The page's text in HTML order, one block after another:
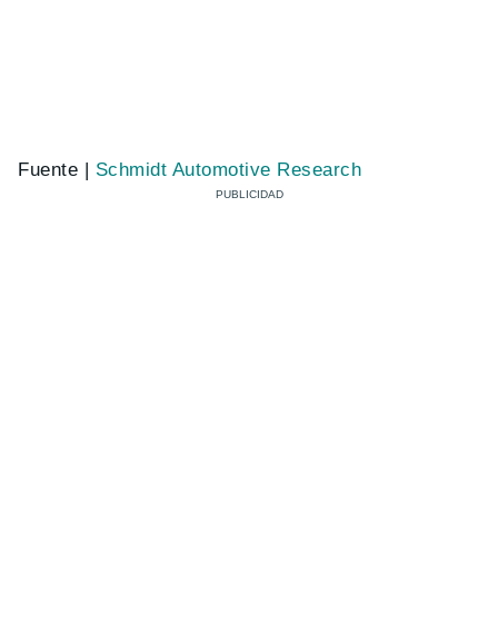
Fuente | Schmidt Automotive Research